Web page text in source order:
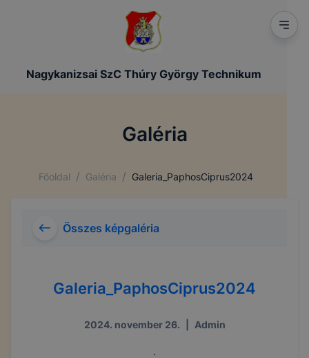
Nagykanizsai SzC Thúry György Technikum
Galéria
Főoldal / Galéria / Galeria_PaphosCiprus2024
Összes képgaléria
Galeria_PaphosCiprus2024
2024. november 26. Admin
.